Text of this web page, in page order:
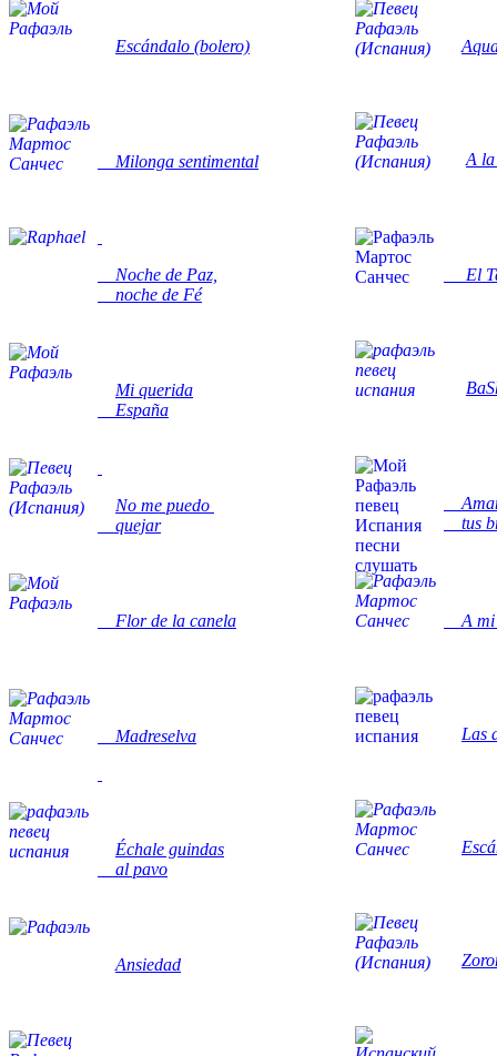
Escándalo (bolero)
Milonga sentimental
Noche de Paz,
noche de Fé
Mi querida
España
No me puedo
quejar
Flor de la canela
Madreselva
Échale guindas
al pavo
Ansiedad
A
El
tus
A mi
Las